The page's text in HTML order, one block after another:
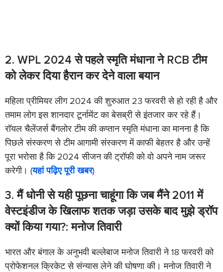
2. WPL 2024 से पहले स्मृति मंधाना ने RCB टीम
को लेकर दिया हैरान कर देने वाला बयान
महिला प्रीमियर लीग 2024 की शुरुआत 23 फरवरी से हो रही है और
तमाम लोग इस शानदार टूर्नामेंट का बेसब्री से इंतजार कर रहे हैं।
रॉयल चैलेंजर्स बैंगलोर टीम की कप्तान स्मृति मंधाना का मानना है कि
पिछले संस्करण से टीम आगामी संस्करण में काफी बेहतर है और उन्हें
पूरा भरोसा है कि 2024 सीजन की ट्रॉफी को वो अपने नाम जरूर
करेगी। (यहां पढ़िए पूरी खबर)
3. मैं धोनी से यही पूछना चाहूंगा कि जब मैंने 2011 में
वेस्टइंडीज के खिलाफ शतक जड़ा उसके बाद मुझे ड्रॉप
क्यों किया गया?: मनोज तिवारी
भारत और बंगाल के अनुभवी बल्लेबाज मनोज तिवारी ने 18 फरवरी को
प्रोफेशनल क्रिकेट से संन्यास लेने की घोषणा की। मनोज तिवारी ने